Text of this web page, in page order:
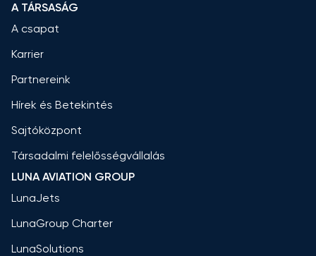
A TÁRSASÁG
A csapat
Karrier
Partnereink
Hírek és Betekintés
Sajtóközpont
Társadalmi felelősségvállalás
LUNA AVIATION GROUP
LunaJets
LunaGroup Charter
LunaSolutions